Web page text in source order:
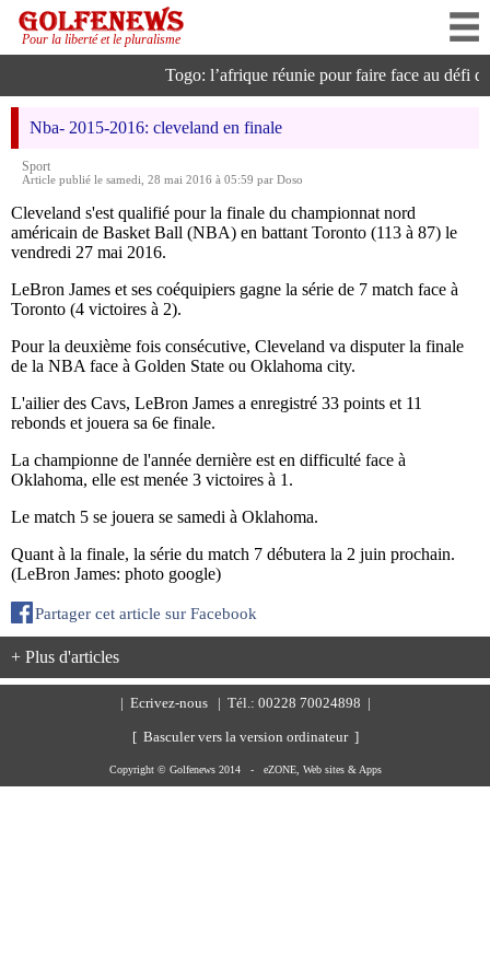
Pour la liberté et le pluralisme
Togo: l’afrique réunie pour faire face au défi
Nba- 2015-2016: cleveland en finale
Sport
Article publié le samedi, 28 mai 2016 à 05:59 par Doso
Cleveland s'est qualifié pour la finale du championnat nord
américain de Basket Ball (NBA) en battant Toronto (113 à 87) le
vendredi 27 mai 2016.
LeBron James et ses coéquipiers gagne la série de 7 match face à
Toronto (4 victoires à 2).
Pour la deuxième fois consécutive, Cleveland va disputer la finale
de la NBA face à Golden State ou Oklahoma city.
L'ailier des Cavs, LeBron James a enregistré 33 points et 11
rebonds et jouera sa 6e finale.
La championne de l'année dernière est en difficulté face à
Oklahoma, elle est menée 3 victoires à 1.
Le match 5 se jouera se samedi à Oklahoma.
Quant à la finale, la série du match 7 débutera la 2 juin prochain.
(LeBron James: photo google)
Partager cet article sur Facebook
+ Plus d'articles
Ecrivez-nous | Tél.: 00228 70024898 |
[ Basculer vers la version ordinateur ]
Copyright © Golfenews 2014 - eZONE, Web sites & Apps